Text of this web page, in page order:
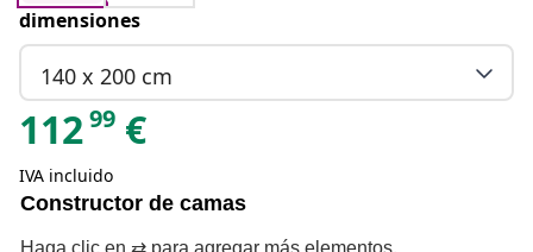
dimensiones
140 x 200 cm
11299 €
IVA incluido